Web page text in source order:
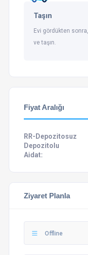
Taşın
Evi gördükten
ve taşın.
Fiyat Aralığı
RR-Depozitosuz
Depozitolu
Aidat:
Ziyaret Planla
Offline